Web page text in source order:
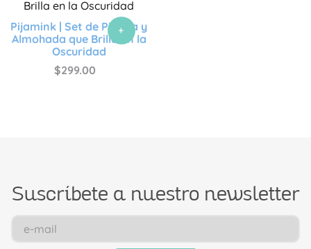
+
Pijamink | Set de Pijama y
Almohada que Brilla en la
Oscuridad
$299.00
Suscríbete a nuestro newsletter